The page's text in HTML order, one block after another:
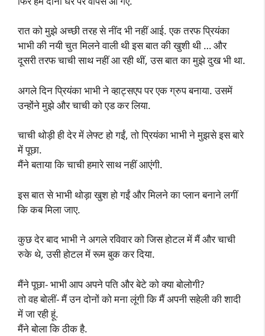
रात को मुझे अच्छी तरह से नींद भी नहीं आई. एक तरफ प्रियंका
भाभी की नयी चुत मिलने वाली थी इस बात की खुशी थी … और
दूसरी तरफ चाची साथ नहीं आ रही थीं, उस बात का मुझे दुख भी था.
अगले दिन प्रियंका भाभी ने व्हाट्सएप पर एक ग्रुप बनाया. उसमें
उन्होंने मुझे और चाची को एड कर लिया.
चाची थोड़ी ही देर में लेफ्ट हो गईं, तो प्रियंका भाभी ने मुझसे इस बारे
में पूछा.
मैंने बताया कि चाची हमारे साथ नहीं आएंगी.
इस बात से भाभी थोड़ा खुश हो गईं और मिलने का प्लान बनाने लगीं
कि कब मिला जाए.
कुछ देर बाद भाभी ने अगले रविवार को जिस होटल में मैं और चाची
रुके थे, उसी होटल में रूम बुक कर दिया.
मैंने पूछा- भाभी आप अपने पति और बेटे को क्या बोलोगी?
तो वह बोलीं- मैं उन दोनों को मना लूंगी कि मैं अपनी सहेली की शादी
में जा रही हूं.
मैंने बोला कि ठीक है.